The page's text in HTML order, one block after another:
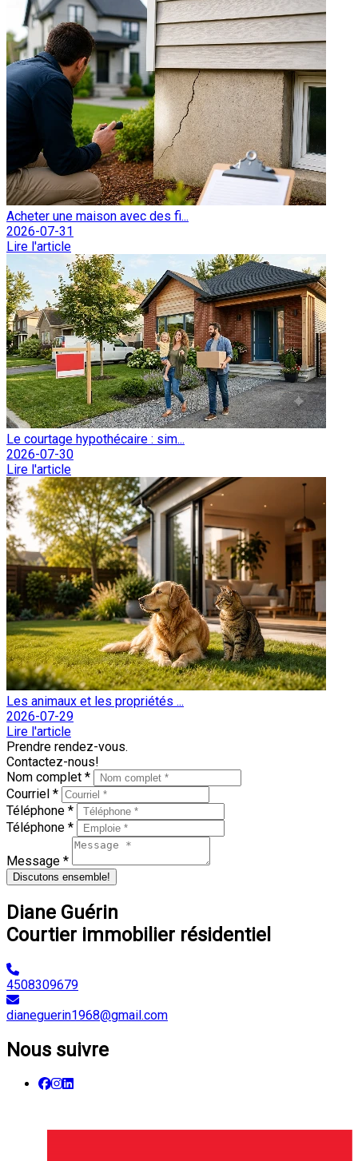
Acheter une maison avec des fi...
2026-07-31
Lire l'article
Le courtage hypothécaire : sim...
2026-07-30
Lire l'article
Les animaux et les propriétés ...
2026-07-29
Lire l'article
Prendre rendez-vous.
Contactez-nous!
Nom complet *
Courriel *
Téléphone *
Téléphone *
Message *
Discutons ensemble!
Diane Guérin
Courtier immobilier résidentiel
4508309679
dianeguerin1968@gmail.com
Nous suivre